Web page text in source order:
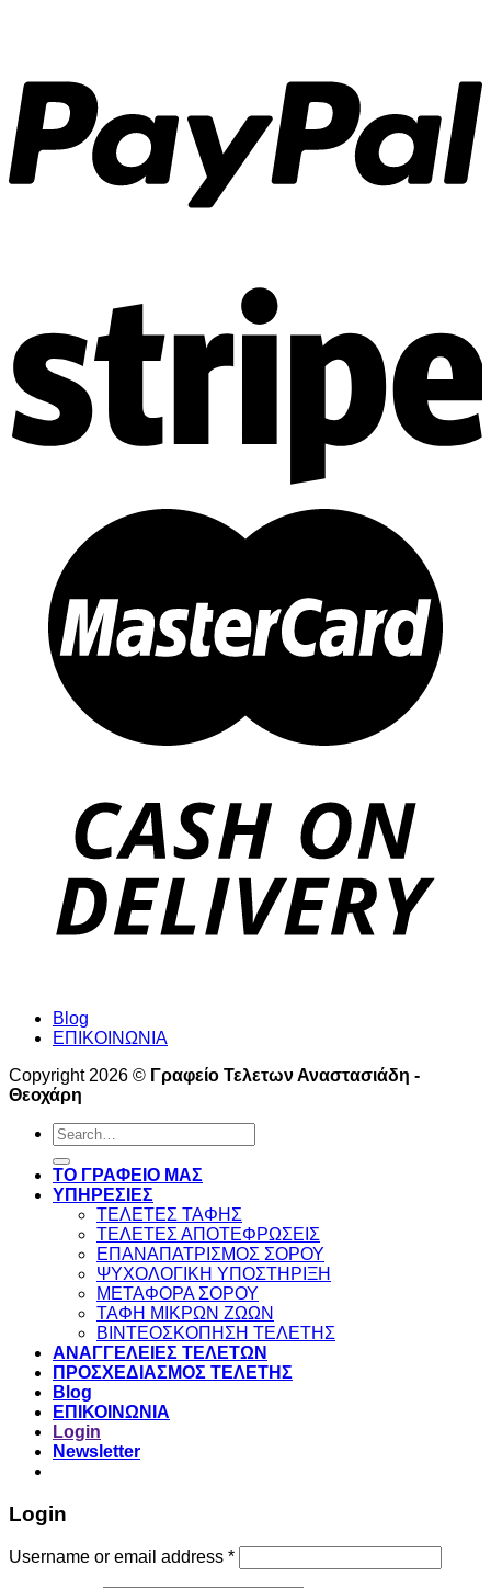
Blog
ΕΠΙΚΟΙΝΩΝΙΑ
Copyright 2026 © Γραφείο Τελετων Αναστασιάδη -
Θεοχάρη
Search
for:
ΤΟ ΓΡΑΦΕΙΟ ΜΑΣ
ΥΠΗΡΕΣΙΕΣ
ΤΕΛΕΤΕΣ ΤΑΦΗΣ
ΤΕΛΕΤΕΣ ΑΠΟΤΕΦΡΩΣΕΙΣ
ΕΠΑΝΑΠΑΤΡΙΣΜΟΣ ΣΟΡΟΥ
ΨΥΧΟΛΟΓΙΚΗ ΥΠΟΣΤΗΡΙΞΗ
ΜΕΤΑΦΟΡΑ ΣΟΡΟΥ
ΤΑΦΗ ΜΙΚΡΩΝ ΖΩΩΝ
ΒΙΝΤΕΟΣΚΟΠΗΣΗ ΤΕΛΕΤΗΣ
ΑΝΑΓΓΕΛΕΙΕΣ ΤΕΛΕΤΩΝ
ΠΡΟΣΧΕΔΙΑΣΜΟΣ ΤΕΛΕΤΗΣ
Blog
ΕΠΙΚΟΙΝΩΝΙΑ
Login
Newsletter
Login
Username or email address *